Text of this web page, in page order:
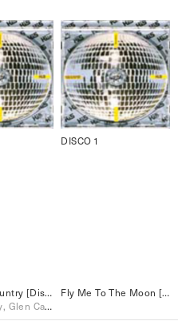
DISCO 1
Elvis Presley, Glen Campbell, John Denver